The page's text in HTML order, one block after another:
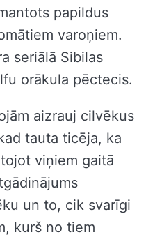
papildus
varoņiem.
seriālā Sibilas
orākula pēctecis.
aizrauj cilvēkus
tauta ticēja, ka
viņiem gaitā
un to, cik svarīgi
kurš no tiem